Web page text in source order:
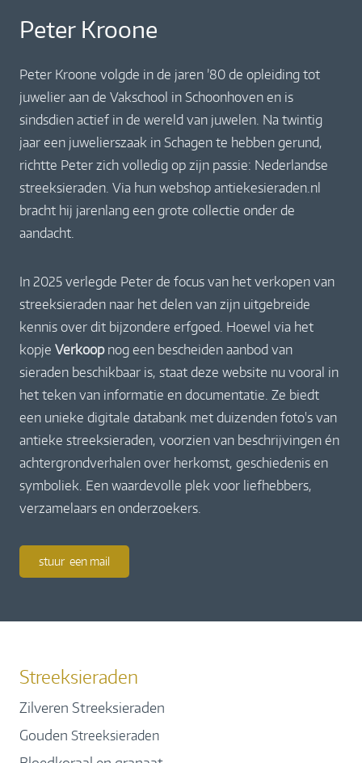
Peter Kroone
Peter Kroone volgde in de jaren ’80 de opleiding tot
juwelier aan de Vakschool in Schoonhoven en is
sindsdien actief in de wereld van juwelen. Na twintig
jaar een juwelierszaak in Schagen te hebben gerund,
richtte Peter zich volledig op zijn passie: Nederlandse
streeksieraden. Via hun webshop antiekesieraden.nl
bracht hij jarenlang een grote collectie onder de
aandacht.
In 2025 verlegde Peter de focus van het verkopen van
streeksieraden naar het delen van zijn uitgebreide
kennis over dit bijzondere erfgoed. Hoewel via het
kopje Verkoopnog een bescheiden aanbod van
sieraden beschikbaar is, staat deze website nu vooral in
het teken van informatie en documentatie. Ze biedt
een unieke digitale databank met duizenden foto's van
antieke streeksieraden, voorzien van beschrijvingen én
achtergrondverhalen over herkomst, geschiedenis en
symboliek. Een waardevolle plek voor liefhebbers,
verzamelaars en onderzoekers.
stuur een mail
Streeksieraden
Zilveren Streeksieraden
Gouden Streeksieraden